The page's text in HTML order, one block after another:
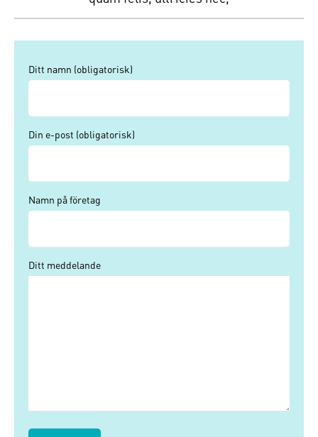
Ditt namn (obligatorisk)
Din e-post (obligatorisk)
Namn på företag
Ditt meddelande